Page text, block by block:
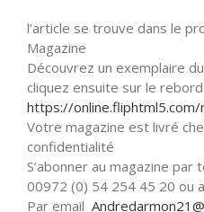
l’article se trouve dans le
Magazine
Découvrez un exemplaire
cliquez ensuite sur le
https://online.fliphtml5.com/
Votre magazine est livré
confidentialité
S’abonner au magazine
00972 (0) 54 254 45 20 ou
Par email